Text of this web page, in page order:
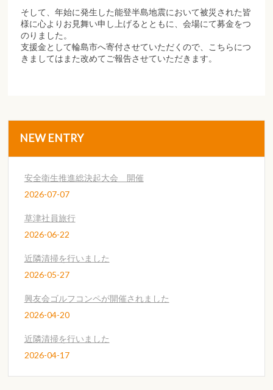
そして、年始に発生した能登半島地震において被災された皆
様に心よりお見舞い申し上げるとともに、会場にて募金をつ
のりました。
支援金として輪島市へ寄付させていただくので、こちらにつ
きましてはまた改めてご報告させていただきます。
NEW ENTRY
安全衛生推進総決起大会 開催
2026-07-07
草津社員旅行
2026-06-22
近隣清掃を行いました
2026-05-27
興友会ゴルフコンペが開催されました
2026-04-20
近隣清掃を行いました
2026-04-17